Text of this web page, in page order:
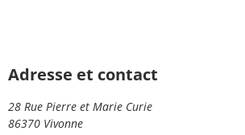
Adresse et contact
28 Rue Pierre et Marie Curie
86370 Vivonne